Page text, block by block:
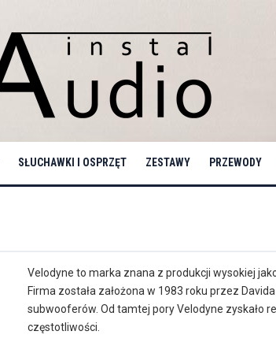
SŁUCHAWKI I OSPRZĘT ZESTAWY PRZEWODY
Velodyne to marka znana z produkcji wysokiej
Firma została założona w 1983 roku przez
subwooferów. Od tamtej pory Velodyne zyskało
częstotliwości.